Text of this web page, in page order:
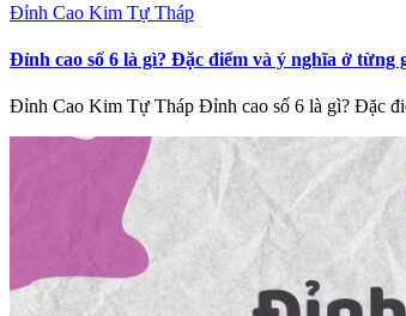
Đỉnh Cao Kim Tự Tháp
Đỉnh cao số 6 là gì? Đặc điểm và ý nghĩa ở
Đỉnh Cao Kim Tự Tháp Đỉnh cao số 6 là gì? Đặc